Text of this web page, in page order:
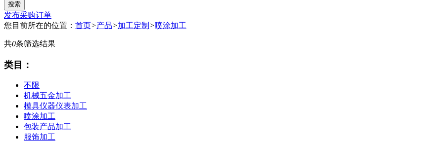
搜索
发布采购订单
您目前所在的位置： 首页>产品>加工定制 >喷涂加工
共0条筛选结果
类目：
不限
机械五金加工
模具仪器仪表加工
喷涂加工
包装产品加工
服饰加工